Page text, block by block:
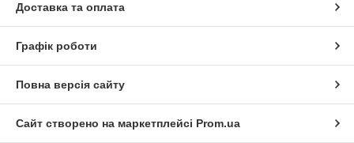
Доставка та оплата
Графік роботи
Повна версія сайту
Сайт створено на маркетплейсі Prom.ua